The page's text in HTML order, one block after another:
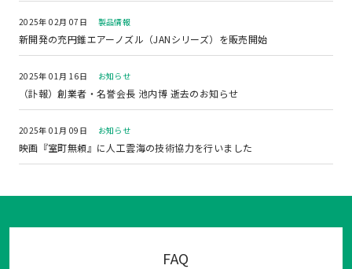
2025年 02月 07日 製品情報
新開発の充円錐エアーノズル（JANシリーズ）を販売開始
2025年 01月 16日 お知らせ
（訃報）創業者・名誉会長 池内博 逝去のお知らせ
2025年 01月 09日 お知らせ
映画『室町無頼』に人工雲海の技術協力を行いました
FAQ